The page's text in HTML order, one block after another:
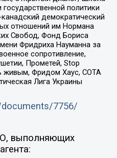
политики
демократический
отношений им Нормана
Свобод, Фонд Бориса
Фридриха Науманна за
сопротивление,
Прометей, Stop
живым, Фридом Хаус, СОТА
Лига Украины
7756/
выполняющих